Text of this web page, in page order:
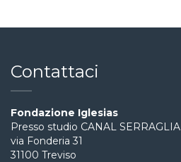
Contattaci
Fondazione Iglesias
Presso studio CANAL SERRAGLIA
via Fonderia 31
31100 Treviso